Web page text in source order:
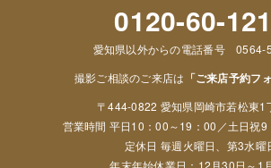
0120-60-
愛知県以外からの電話番号 0564-
撮影ご相談のご来店は 「ご来店予約フ
〒444-0822 愛知県岡崎市若松東1
営業時間 平日10：00～19：00／土日祝
定休日 毎週火曜日、第3水曜